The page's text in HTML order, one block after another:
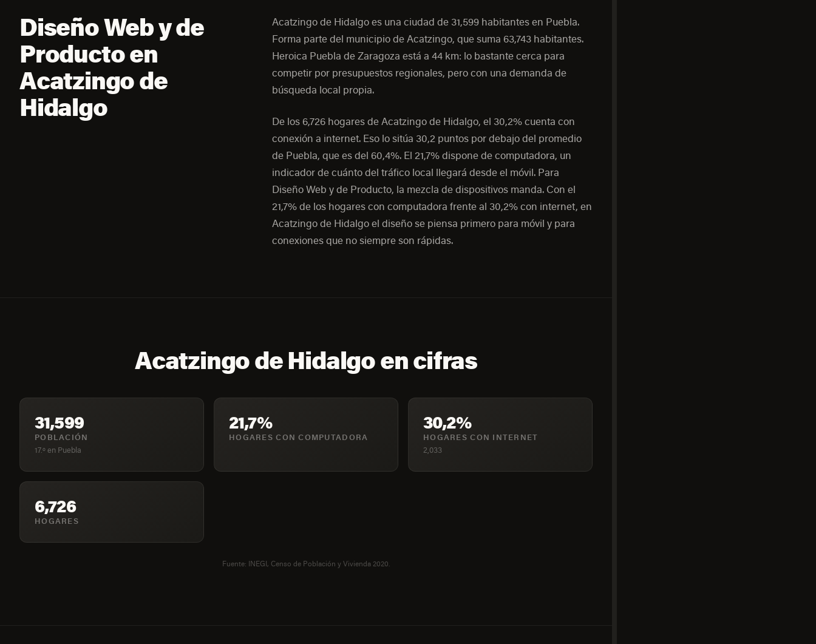
Diseño Web y de
Producto en
Acatzingo de
Hidalgo
Acatzingo de Hidalgo es una ciudad de 31,599 habitantes en Puebla.
Forma parte del municipio de Acatzingo, que suma 63,743 habitantes.
Heroica Puebla de Zaragoza está a 44 km: lo bastante cerca para
competir por presupuestos regionales, pero con una demanda de
búsqueda local propia.
De los 6,726 hogares de Acatzingo de Hidalgo, el 30,2% cuenta con
conexión a internet. Eso lo sitúa 30,2 puntos por debajo del promedio
de Puebla, que es del 60,4%. El 21,7% dispone de computadora, un
indicador de cuánto del tráfico local llegará desde el móvil. Para
Diseño Web y de Producto, la mezcla de dispositivos manda. Con el
21,7% de los hogares con computadora frente al 30,2% con internet, en
Acatzingo de Hidalgo el diseño se piensa primero para móvil y para
conexiones que no siempre son rápidas.
Acatzingo de Hidalgo en cifras
31,599
POBLACIÓN
17.º en Puebla
21,7%
HOGARES CON COMPUTADORA
30,2%
HOGARES CON INTERNET
2,033
6,726
HOGARES
Fuente: INEGI, Censo de Población y Vivienda 2020.